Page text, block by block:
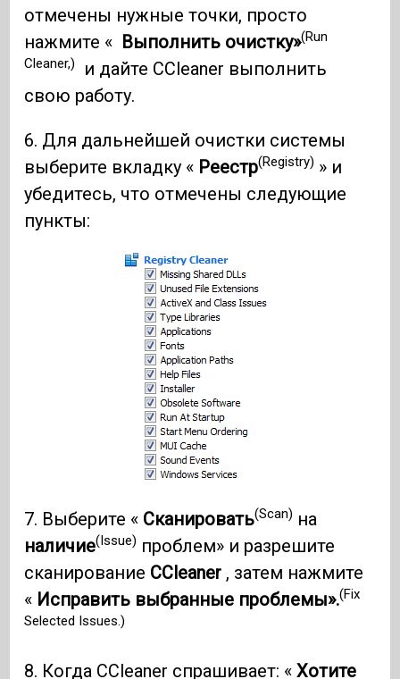
отмечены нужные точки, просто
нажмите « Выполнить очистку»(Run
Cleaner,)
и дайте CCleaner выполнить
свою работу.
6. Для дальнейшей очистки системы
выберите вкладку « Реестр(Registry) » и
убедитесь, что отмечены следующие
пункты:
7. Выберите « Сканировать(Scan) на
наличие(Issue) проблем» и разрешите
сканирование CCleaner , затем нажмите
« Исправить выбранные проблемы».(Fix
Selected Issues.)
8. Когда CCleaner спрашивает: «Хотите